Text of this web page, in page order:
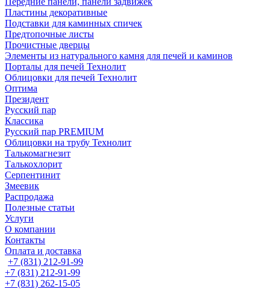
Пластины декоративные
Подставки для каминных спичек
Предтопочные листы
Прочистные дверцы
Элементы из натурального камня для печей и каминов
Порталы для печей Технолит
Облицовки для печей Технолит
Оптима
Президент
Русский пар
Классика
Русский пар PREMIUM
Облицовки на трубу Технолит
Талькомагнезит
Талькохлорит
Серпентинит
Змеевик
Распродажа
Полезные статьи
Услуги
О компании
Контакты
Оплата и доставка
+7 (831) 212-91-99
+7 (831) 212-91-99
+7 (831) 262-15-05